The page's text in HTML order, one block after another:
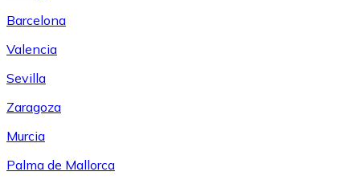
Barcelona
Valencia
Sevilla
Zaragoza
Murcia
Palma de Mallorca